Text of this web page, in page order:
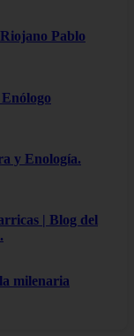
Pablo
y Enología.
| Blog del
milenaria